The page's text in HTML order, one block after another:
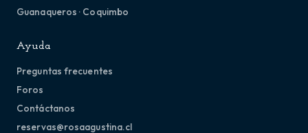
Guanaqueros · Coquimbo
Ayuda
Preguntas frecuentes
Foros
Contáctanos
reservas@rosaagustina.cl